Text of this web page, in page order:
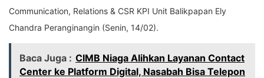
Communication, Relations & CSR KPI Unit Balikpapan Ely
Chandra Peranginangin (Senin, 14/02).
Baca Juga : CIMB Niaga Alihkan Layanan Contact
Center ke Platform Digital, Nasabah Bisa Telepon